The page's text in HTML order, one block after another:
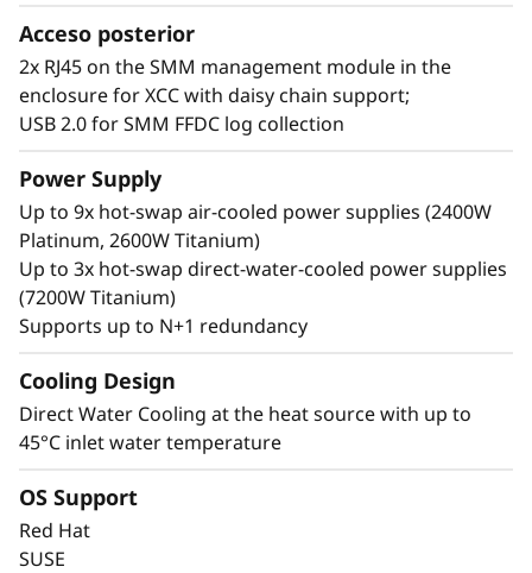
Infrastructure (LeSI) totalmente escalable,
proporciona guías de soluciones
recomendadas para garantizar la
interoperabilidad del hardware, software y
firmware entre distintos componentes de
Lenovo y otros fabricantes.
Con Lenovo intelligent Computing
Orchestration (LiCO) podrá dar soporte a
múltiples usuarios y aumentar o reducir la
escala dentro de un único entorno de clúster.
LiCO le permite aprovechar un mismo clúster
para los requisitos de distintas cargas de
Acceso posterior
2x RJ45 on the SMM management module in the
enclosure for XCC with daisy chain support;
USB 2.0 for SMM FFDC log collection
Power Supply
Up to 9x hot-swap air-cooled power supplies (2400W
Platinum, 2600W Titanium)
Up to 3x hot-swap direct-water-cooled power supplies
(7200W Titanium)
Supports up to N+1 redundancy
Cooling Design
Direct Water Cooling at the heat source with up to
45°C inlet water temperature
OS Support
Red Hat
SUSE